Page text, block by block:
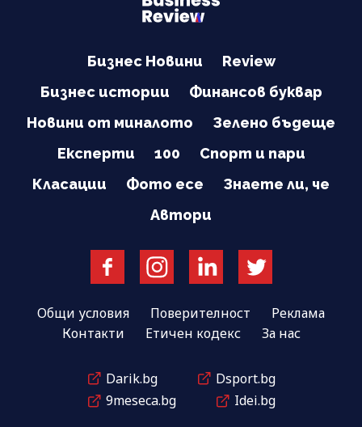
Бизнес Новини
Review
Бизнес истории
Финансов буквар
Новини от миналото
Зелено бъдеще
Експерти
100
Спорт и пари
Класации
Фото есе
Знаете ли, че
Автори
Общи условия Поверителност
Реклама
Контакти
Етичен кодекс За нас
Darik.bg
Dsport.bg
9meseca.bg
Idei.bg